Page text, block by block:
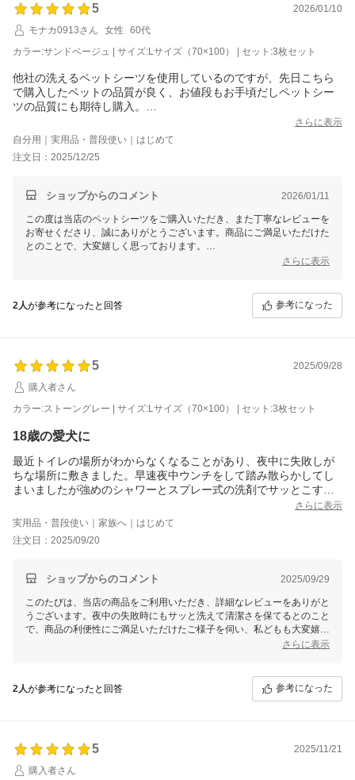
5
2026/01/10
モナカ0913さん
女性
60代
カラー:サンドベージュ | サイズ:Lサイズ（70×100） | セット:3枚セット
他社の洗えるペットシーツを使用しているのですが、先日こちら
で購入したベットの品質が良く、お値段もお手頃だしペットシー
ツの品質にも期待し購入。
シートの周りがしっかりと縫製され、端がめくり上がる事も無
く、裏の滑り止めもしっかりしているので使い勝手が良いです。
オシッコをしっかり吸収してるのに、床が濡れる事も無く気に入
選んだ色がサンドベージュだからだと思うのですが、何処でオシ
先日気付かずにオシッコの場所を踏んでしまいました。
これは私の不注意が原因なんですが、他の色だともう少しわかり
やすいのかな。
でも、型崩れする事も無く長く愛用出来る、お値段以上の商品で
さらに表示
自分用｜実用品・普段使い｜はじめて
注文日：2025/12/25
ショップからのコメント 2026/01/11
この度は当店のペットシーツをご購入いただき、また丁寧なレビューを
お寄せくださり、誠にありがとうございます。商品にご満足いただけた
とのことで、大変嬉しく思っております。
色について、オシッコの跡が分かりにくいと感じられたとのこと、貴重
なご意見をありがとうございます。他のお色もございますので、ぜひ次
ります。ご不明点やご相談等がございましたら、いつでもお気軽にお問
い合わせくださいませ。今後ともよろしくお願いいたします！
さらに表示
2人が参考になったと回答 参考になった
5
2025/09/28
購入者さん
カラー:ストーングレー | サイズ:Lサイズ（70×100） | セット:3枚セット
18歳の愛犬に
最近トイレの場所がわからなくなることがあり、夜中に失敗しが
ちな場所に敷きました。早速夜中ウンチをして踏み散らかしてし
まいましたが強めのシャワーとスプレー式の洗剤でサッとこすり
洗いするだけですっかりキレイになりました。タイルカーペット
を使っているけどこちらのマットの方が洗いやすい乾きやすい軽
いのでとても助かります。
オシッコは吸収も匂いも想像していたほどではなくて(回数が多い
合わせてこまめに取り替えながら使うのがうちはいいかも。裏に
さらに表示
実用品・普段使い｜家族へ｜はじめて
注文日：2025/09/20
ショップからのコメント 2025/09/29
このたびは、当店の商品をご利用いただき、詳細なレビューをありがと
うございます。夜中の失敗時にもサッと洗えて清潔さを保てるとのこと
で、商品の利便性にご満足いただけたご様子を伺い、私どもも大変嬉し
く思っております。「軽く、洗いやすく、乾きやすい」とのお言葉も、
また、オシッコの吸収力や匂いについて貴重なご意見をありがとうござ
います。サイズや使用頻度に応じた適切な使い分けの工夫について具体
今後もより多くのお客様にご満足いただける製品作りに努めてまいりま
すので、どうぞ引き続きよろしくお願いいたします。何か気になる点や
ご要望がございましたら、ぜひお聞かせください。
さらに表示
2人が参考になったと回答 参考になった
5
2025/11/21
購入者さん